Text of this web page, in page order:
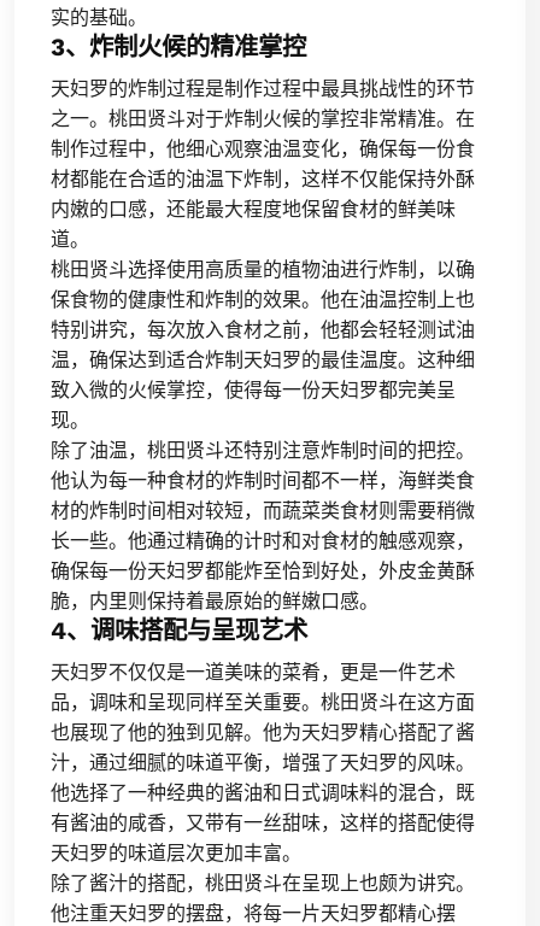
实的基础。
3、炸制火候的精准掌控
天妇罗的炸制过程是制作过程中最具挑战性的环节
之一。桃田贤斗对于炸制火候的掌控非常精准。在
制作过程中，他细心观察油温变化，确保每一份食
材都能在合适的油温下炸制，这样不仅能保持外酥
内嫩的口感，还能最大程度地保留食材的鲜美味
道。
桃田贤斗选择使用高质量的植物油进行炸制，以确
保食物的健康性和炸制的效果。他在油温控制上也
特别讲究，每次放入食材之前，他都会轻轻测试油
温，确保达到适合炸制天妇罗的最佳温度。这种细
致入微的火候掌控，使得每一份天妇罗都完美呈
现。
除了油温，桃田贤斗还特别注意炸制时间的把控。
他认为每一种食材的炸制时间都不一样，海鲜类食
材的炸制时间相对较短，而蔬菜类食材则需要稍微
长一些。他通过精确的计时和对食材的触感观察，
确保每一份天妇罗都能炸至恰到好处，外皮金黄酥
脆，内里则保持着最原始的鲜嫩口感。
4、调味搭配与呈现艺术
天妇罗不仅仅是一道美味的菜肴，更是一件艺术
品，调味和呈现同样至关重要。桃田贤斗在这方面
也展现了他的独到见解。他为天妇罗精心搭配了酱
汁，通过细腻的味道平衡，增强了天妇罗的风味。
他选择了一种经典的酱油和日式调味料的混合，既
有酱油的咸香，又带有一丝甜味，这样的搭配使得
天妇罗的味道层次更加丰富。
除了酱汁的搭配，桃田贤斗在呈现上也颇为讲究。
他注重天妇罗的摆盘，将每一片天妇罗都精心摆